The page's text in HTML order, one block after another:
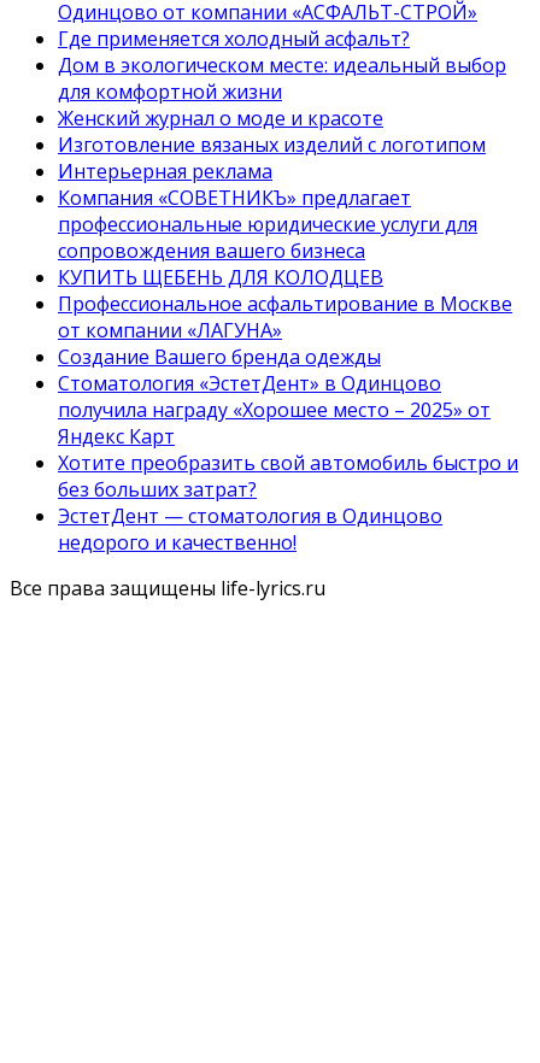
Одинцово от компании «АСФАЛЬТ-СТРОЙ»
Где применяется холодный асфальт?
Дом в экологическом месте: идеальный выбор
для комфортной жизни
Женский журнал о моде и красоте
Изготовление вязаных изделий с логотипом
Интерьерная реклама
Компания «СОВЕТНИКЪ» предлагает
профессиональные юридические услуги для
сопровождения вашего бизнеса
КУПИТЬ ЩЕБЕНЬ ДЛЯ КОЛОДЦЕВ
Профессиональное асфальтирование в Москве
от компании «ЛАГУНА»
Создание Вашего бренда одежды
Стоматология «ЭстетДент» в Одинцово
получила награду «Хорошее место – 2025» от
Яндекс Карт
Хотите преобразить свой автомобиль быстро и
без больших затрат?
ЭстетДент — стоматология в Одинцово
недорого и качественно!
Все права защищены life-lyrics.ru